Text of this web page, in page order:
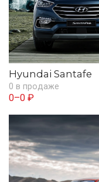
Hyundai Santafe
0 в продаже
0–0 ₽